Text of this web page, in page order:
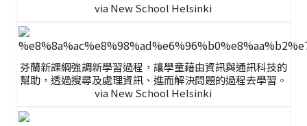
via New School Helsinki
芬蘭新課綱強調新學習過程，讓學童藉由資訊與通訊科技的
幫助，透過搜尋及處理資訊、進而解決問題的過程去學習。
via New School Helsinki